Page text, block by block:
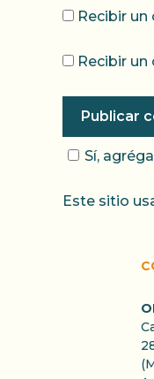
Recibir
Recibir
Sí,
Este sitio